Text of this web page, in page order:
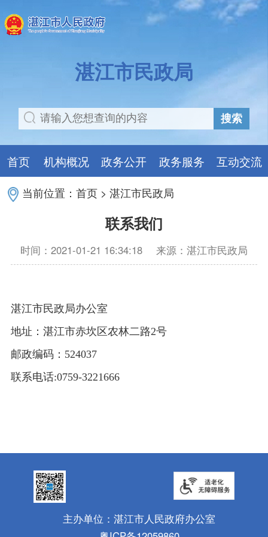
湛江市民政局
搜索
首页 机构概况 政务公开 政务服务 互动交流
当前位置：首页 >湛江市民政局
联系我们
时间：2021-01-21 16:34:18 来源：湛江市民政局
湛江市民政局办公室
地址：湛江市赤坎区农林二路2号
邮政编码：524037
联系电话:0759-3221666
主办单位：湛江市人民政府办公室